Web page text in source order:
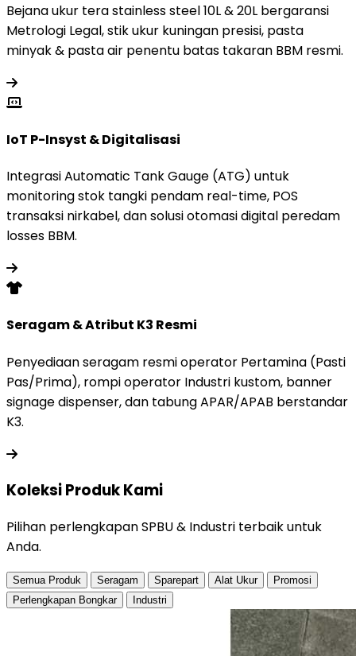
Bejana ukur tera stainless steel 10L & 20L bergaransi
Metrologi Legal, stik ukur kuningan presisi, pasta
minyak & pasta air penentu batas takaran BBM resmi.
IoT P-Insyst & Digitalisasi
Integrasi Automatic Tank Gauge (ATG) untuk
monitoring stok tangki pendam real-time, POS
transaksi nirkabel, dan solusi otomasi digital peredam
losses BBM.
Seragam & Atribut K3 Resmi
Penyediaan seragam resmi operator Pertamina (Pasti
Pas/Prima), rompi operator Industri kustom, banner
signage dispenser, dan tabung APAR/APAB berstandar
K3.
Koleksi ProdukKami
Pilihan perlengkapan SPBU & Industri terbaik untuk
Anda.
Semua Produk Seragam Sparepart Alat Ukur
Promosi
Perlengkapan Bongkar
Industri